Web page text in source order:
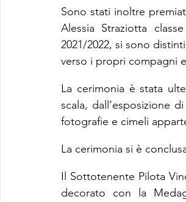
Sono stati inoltre
Alessia Straziotta
2021/2022, si sono
verso i propri compagni
La cerimonia è stata
scala, dall’esposizione
fotografie e cimeli
La cerimonia si è
Il Sottotenente Pilota
decorato con la